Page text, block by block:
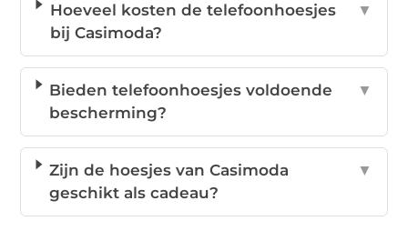
Hoeveel kosten de telefoonhoesjes
bij Casimoda?
▼
Bieden telefoonhoesjes voldoende
bescherming?
▼
Zijn de hoesjes van Casimoda
geschikt als cadeau?
▼